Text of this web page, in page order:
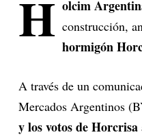
H olcim
construcción,
hormigón
A través de un
Mercados Argentinos
y los votos de Horcrisa